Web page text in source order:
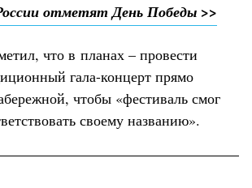
отметят День Победы >>
что в планах – провести
гала-концерт прямо
чтобы «фестиваль смог
своему названию».